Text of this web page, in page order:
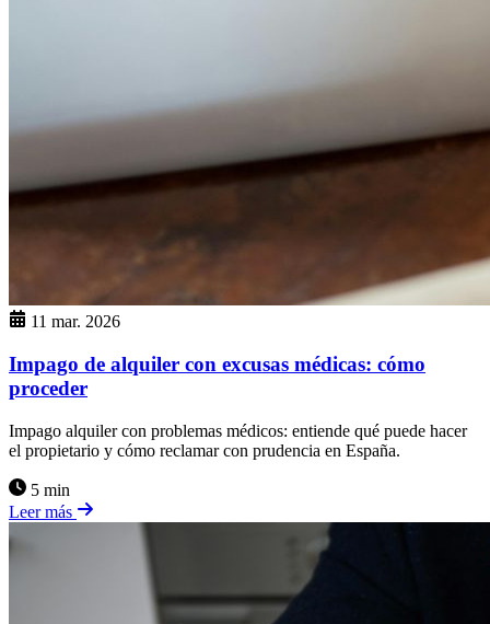
11 mar. 2026
Impago de alquiler con excusas médicas: cómo
proceder
Impago alquiler con problemas médicos: entiende qué puede hacer
el propietario y cómo reclamar con prudencia en España.
5 min
Leer más